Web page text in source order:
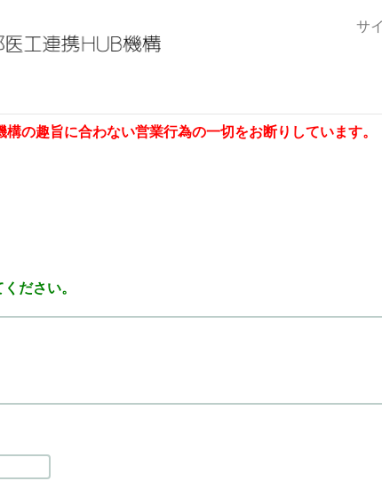
サ
の趣旨に合わない営業行為の一切をお断りしています。
ください。